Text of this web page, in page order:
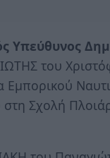
Υπεύθυνος
του
Εμπορικού
Σχολή